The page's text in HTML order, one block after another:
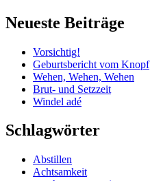
Neueste Beiträge
Vorsichtig!
Geburtsbericht vom Knopf
Wehen, Wehen, Wehen
Brut- und Setzzeit
Windel adé
Schlagwörter
Abstillen
Achtsamkeit